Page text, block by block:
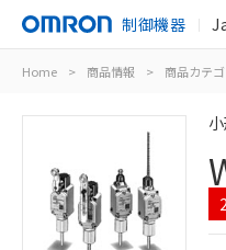
制御機器
Home > 商品情報 > 商品カテゴ